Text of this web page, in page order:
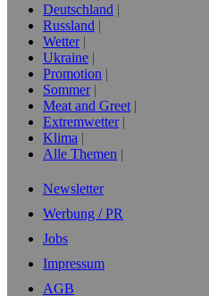
Deutschland
Russland
Wetter
Ukraine
Promotion
Sommer
Meat and Greet
Extremwetter
Klima
Alle Themen
Newsletter
Werbung / PR
Jobs
Impressum
AGB